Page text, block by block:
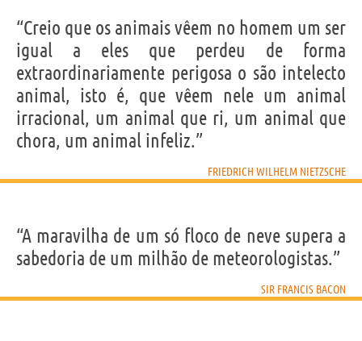
“Creio que os animais vêem no homem um ser
igual a eles que perdeu de forma
extraordinariamente perigosa o são intelecto
animal, isto é, que vêem nele um animal
irracional, um animal que ri, um animal que
chora, um animal infeliz.”
FRIEDRICH WILHELM NIETZSCHE
“A maravilha de um só floco de neve supera a
sabedoria de um milhão de meteorologistas.”
SIR FRANCIS BACON